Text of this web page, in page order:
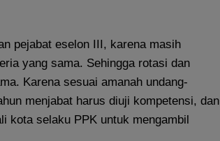
pejabat eselon III, karena masih
yang sama. Sehingga rotasi dan
Karena sesuai amanah undang-
menjabat harus diuji kompetensi, dan
kota selaku PPK untuk mengambil